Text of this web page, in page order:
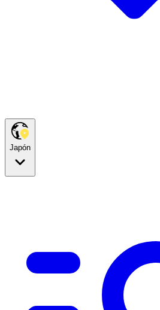
Japón